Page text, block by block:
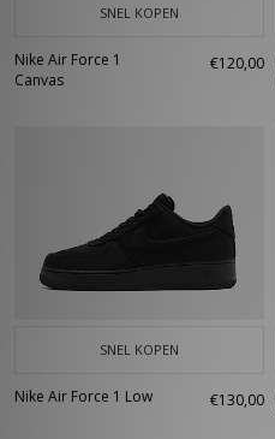
SNEL KOPEN
Nike Air Force 1
Canvas
€120,00
SNEL KOPEN
Nike Air Force 1 Low €130,00